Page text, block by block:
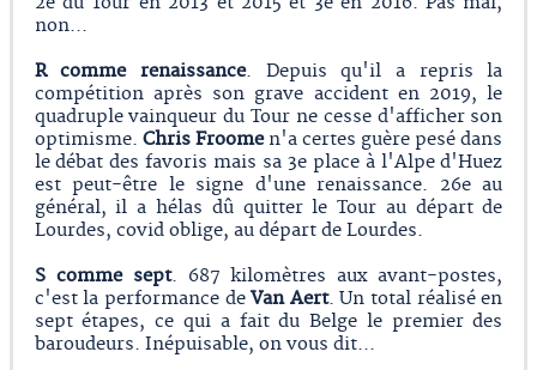
non...
R comme renaissance. Depuis qu'il a repris la
compétition après son grave accident en 2019, le
quadruple vainqueur du Tour ne cesse d'afficher son
optimisme. Chris Froomen'a certes guère pesé dans
le débat des favoris mais sa 3e place à l'Alpe d'Huez
est peut-être le signe d'une renaissance. 26e au
général, il a hélas dû quitter le Tour au départ de
Lourdes, covid oblige, au départ de Lourdes.
S comme sept. 687 kilomètres aux avant-postes,
c'est la performance deVan Aert. Un total réalisé en
sept étapes, ce qui a fait du Belge le premier des
baroudeurs. Inépuisable, on vous dit...